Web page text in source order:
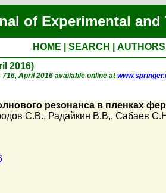
of Experimental
HOME SEARCH AUTHORS
2016)
716, April 2016 available online at
резонанса в пленках
С.В., Радайкин В.В,, Сабаев